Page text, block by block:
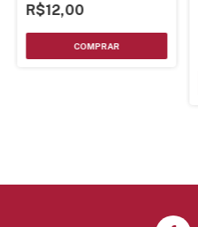
R$12,00